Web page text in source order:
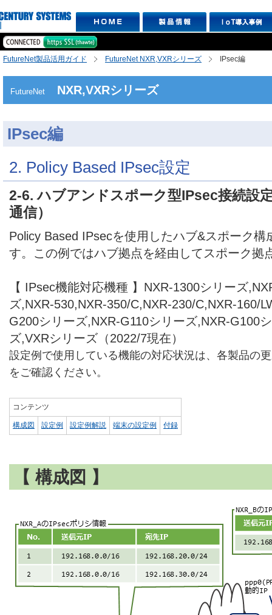
FutureNet製品活用ガイド FutureNet NXR,VXRシリーズ IPsec編
FutureNet NXR,VXRシリーズ
IPsec編
2. Policy Based IPsec設定
2-6. ハブアンドスポーク型IPsec接続設
通信）
Policy Based IPsecを使用したハブ&スポーク構
す。この例ではハブ拠点を経由してスポーク拠
【 IPsec機能対応機種 】NXR-1300シリーズ
ズ,NXR-530,NXR-350/C,NXR-230/C,NXR-160/
G200シリーズ,NXR-G110シリーズ,NXR-G100
ズ,VXRシリーズ（2022/7現在）
設定例で使用している機能の対応状況は、各製品の
をご確認ください。
コンテンツ
構成図 設定例 設定例解説 端末の設定例 付録
【 構成図 】